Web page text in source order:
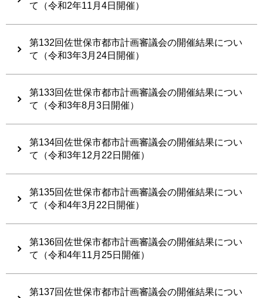
て（令和2年11月4日開催）
第132回佐世保市都市計画審議会の開催結果につい
て（令和3年3月24日開催）
第133回佐世保市都市計画審議会の開催結果につい
て（令和3年8月3日開催）
第134回佐世保市都市計画審議会の開催結果につい
て（令和3年12月22日開催）
第135回佐世保市都市計画審議会の開催結果につい
て（令和4年3月22日開催）
第136回佐世保市都市計画審議会の開催結果につい
て（令和4年11月25日開催）
第137回佐世保市都市計画審議会の開催結果につい